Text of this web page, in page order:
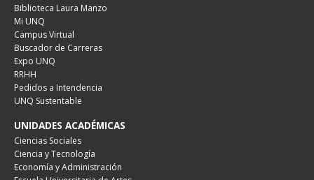
Biblioteca Laura Manzo
Mi UNQ
Campus Virtual
Buscador de Carreras
Expo UNQ
RRHH
Pedidos a Intendencia
UNQ Sustentable
UNIDADES ACADÉMICAS
Ciencias Sociales
Ciencia y Tecnología
Economía y Administración